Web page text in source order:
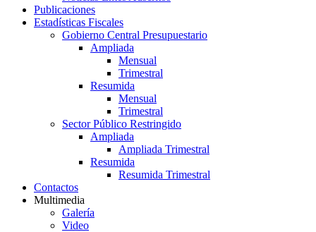
Publicaciones
Estadísticas Fiscales
Gobierno Central Presupuestario
Ampliada
Mensual
Trimestral
Resumida
Mensual
Trimestral
Sector Público Restringido
Ampliada
Ampliada Trimestral
Resumida
Resumida Trimestral
Contactos
Multimedia
Galería
Video